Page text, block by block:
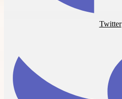
Twitter